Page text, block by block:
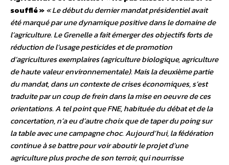
soufflé »« Le début du dernier mandat présidentiel avait
été marqué par une dynamique positive dans le domaine de
l’agriculture. Le Grenelle a fait émerger des objectifs forts de
réduction de l’usage pesticides et de promotion
d’agricultures exemplaires (agriculture biologique, agriculture
de haute valeur environnementale). Mais la deuxième partie
du mandat, dans un contexte de crises économiques, s’est
traduite par un coup de frein dans la mise en oeuvre de ces
orientations. A tel point que FNE, habituée du débat et de la
concertation, n’a eu d’autre choix que de taper du poing sur
la table avec une campagne choc. Aujourd’hui, la fédération
continue à se battre pour voir aboutir le projet d’une
agriculture plus proche de son terroir, qui nourrisse